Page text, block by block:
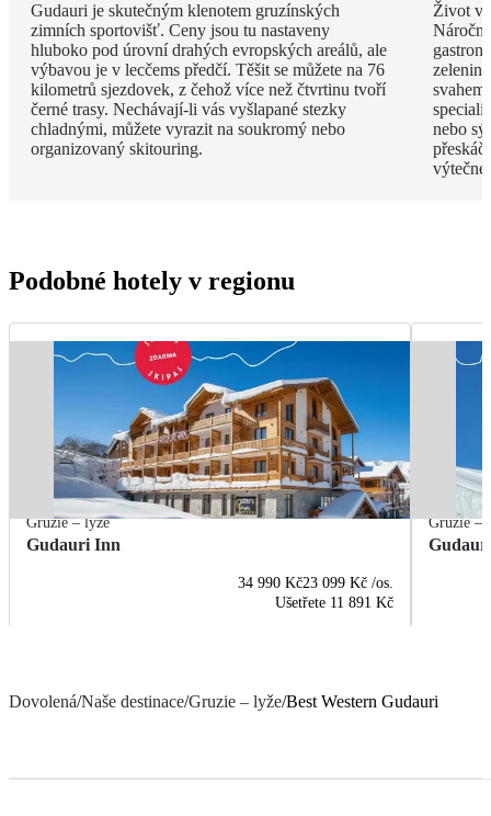
Gudauri je skutečným klenotem gruzínských
zimních sportovišť. Ceny jsou tu nastaveny
hluboko pod úrovní drahých evropských areálů, ale
výbavou je v lecčems předčí. Těšit se můžete na 76
kilometrů sjezdovek, z čehož více než čtvrtinu tvoří
černé trasy. Nechávají-li vás vyšlapané stezky
chladnými, můžete vyrazit na soukromý nebo
organizovaný skitouring.
Život v
nebo
Podobné hotely v regionu
Gruzie – lyže
Gudauri Inn
34 990 Kč23 099 Kč /os.
Ušetřete 11 891 Kč
Gruzie –
Dovolená/Naše destinace/Gruzie – lyže/Best Western Gudauri